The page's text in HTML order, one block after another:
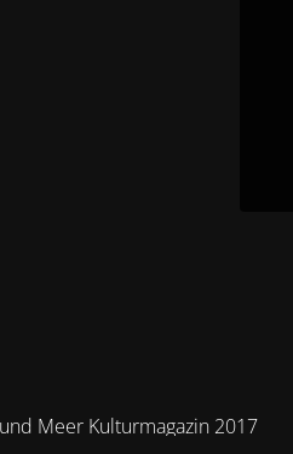
Meer Kulturmagazin 2017